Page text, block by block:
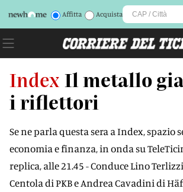
Affitta Acquista
Index Il metallo
i riflettori
Se ne parla questa sera a Index, spazio
economia e finanza, in onda su
replica, alle 21.45 - Conduce Lino
Centola di PKB e Andrea Cavadini di